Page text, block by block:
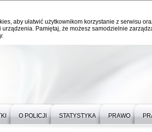
aby ułatwić użytkownikom korzystanie z serwisu
Pamiętaj, że możesz samodzielnie
O POLICJI STATYSTYKA PRAWO